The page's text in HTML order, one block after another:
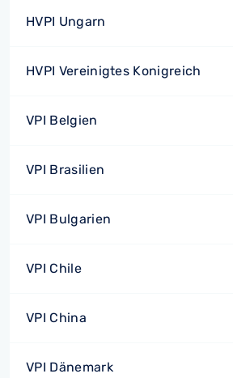
HVPI Ungarn
HVPI Vereinigtes Konigreich
VPI Belgien
VPI Brasilien
VPI Bulgarien
VPI Chile
VPI China
VPI Dänemark